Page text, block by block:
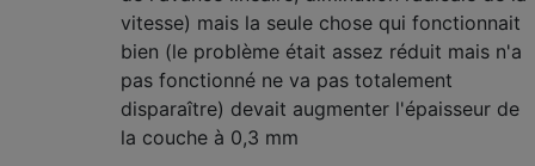
vitesse) mais la seule chose qui fonctionnait
bien (le problème était assez réduit mais n'a
pas fonctionné ne va pas totalement
disparaître) devait augmenter l'épaisseur de
la couche à 0,3 mm